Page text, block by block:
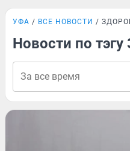
УФА ВСЕ НОВОСТИ
Новости по